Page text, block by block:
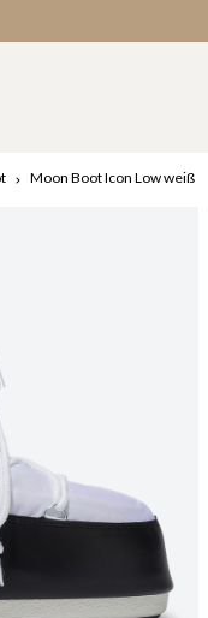
Moon Boot Icon Low weiß